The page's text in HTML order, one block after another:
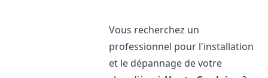
Vous recherchez un
professionnel pour l'installation
et le dépannage de votre